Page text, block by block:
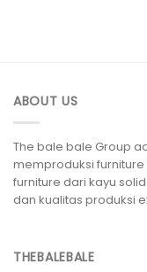
ABOUT US
The bale bale Group
memproduksi
furniture dari kayu
dan kualitas produksi
THEBALEBALE